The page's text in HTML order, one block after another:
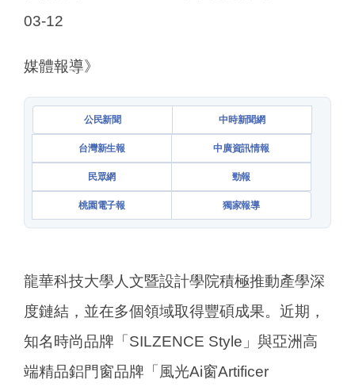
03-12
媒體報導》
公民新聞 中時新聞網
台灣新生報 中廣資訊情報
民眾網 勁報
桃園電子報 獨家報導
龍華科技大學人文暨設計學院積極推動產學深
度鏈結，並在多個領域取得豐碩成果。近期，
知名時尚品牌「SILZENCE Style」與亞洲高
端精品鋁門窗品牌「風光Ai窗Artificer